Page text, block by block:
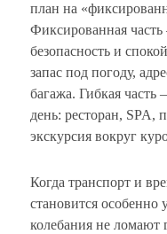
план на
Фиксированная
безопасность и
запас под погоду,
багажа. Гибкая
день: ресторан, SPA,
экскурсия вокруг
Когда транспорт и
становится
колебания не ломают